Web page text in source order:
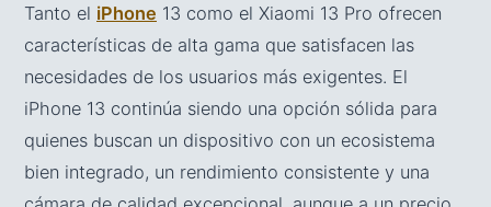
Tanto el iPhone 13 como el Xiaomi 13 Pro ofrecen
características de alta gama que satisfacen las
necesidades de los usuarios más exigentes. El
iPhone 13 continúa siendo una opción sólida para
quienes buscan un dispositivo con un ecosistema
bien integrado, un rendimiento consistente y una